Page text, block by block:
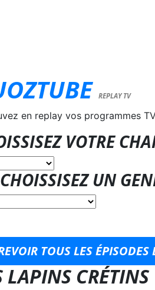
REPLAY TV
en replay vos programmes
VOTRE
UN
TOUS LES
LAPINS CRÉTINS